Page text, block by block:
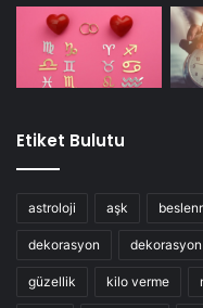
Etiket Bulutu
astroloji aşk
dekorasyon
güzellik kilo verme